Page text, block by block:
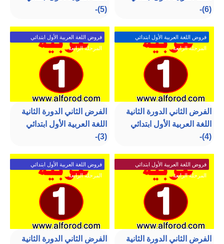
(6)-
(5)-
فروض اللغة العربية الأول ابتدائي
المرحلة الرابعة
الفرض الثاني الدورة الثانية
اللغة العربية الأول ابتدائي
(4)-
فروض اللغة العربية الأول ابتدائي
المرحلة الرابعة
الفرض الثاني الدورة الثانية
اللغة العربية الأول ابتدائي
(3)-
فروض اللغة العربية الأول ابتدائي
المرحلة الرابعة
الفرض الثاني الدورة الثانية
فروض اللغة العربية الأول ابتدائي
المرحلة الرابعة
الفرض الثاني الدورة الثانية